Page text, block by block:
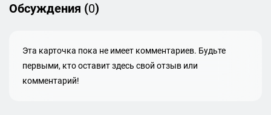
Обсуждения (0)
Эта карточка пока не имеет комментариев. Будьте
первыми, кто оставит здесь свой отзыв или
комментарий!